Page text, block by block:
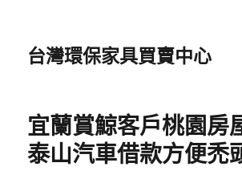
台灣環保家具買賣中心
宜蘭賞鯨客戶桃園房
泰山汽車借款方便禿